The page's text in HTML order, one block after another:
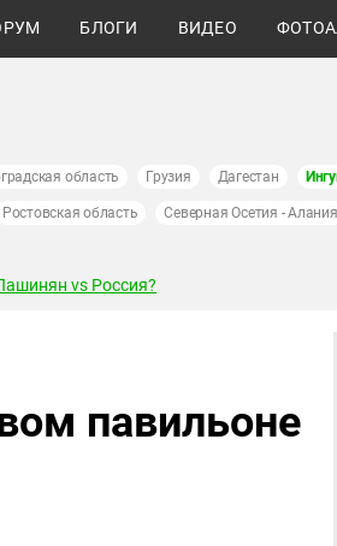
БЛОГИ ВИДЕО
область Грузия Дагестан
Ростовская область Северная Осетия - Алания
vs Россия?
павильоне